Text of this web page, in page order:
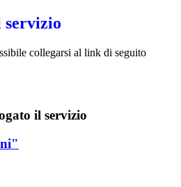
servizio
collegarsi al link di seguito
il servizio